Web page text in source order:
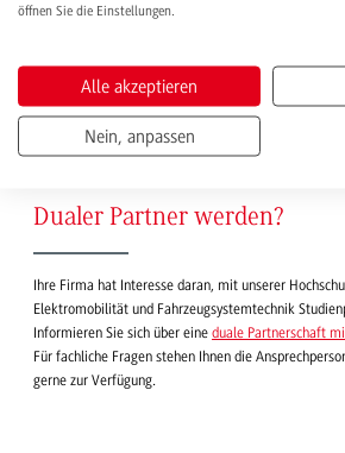
Deutsche Bahn AG
Dualer Partner werden?
Ihre Firma hat Interesse daran, mit unserer
Elektromobilität und Fahrzeugsystemtechnik
Informieren Sie sich über eine duale Partnerschaft
Für fachliche Fragen stehen Ihnen die
gerne zur Verfügung.
öffnen Sie die Einstellungen.
Alle akzeptieren
Nein, anpassen